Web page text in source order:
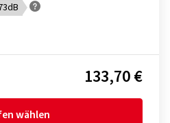
133,70 €
wählen